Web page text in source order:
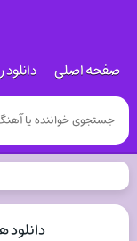
صفحه اصلی